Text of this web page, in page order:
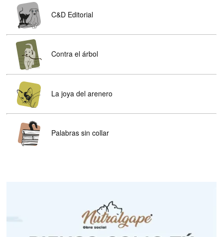
C&D Editorial
Contra el árbol
La joya del arenero
Palabras sin collar